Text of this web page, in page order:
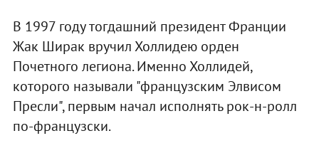
В 1997 году тогдашний президент Франции
Жак Ширак вручил Холлидею орден
Почетного легиона. Именно Холлидей,
которого называли "французским Элвисом
Пресли", первым начал исполнять рок-н-ролл
по-французски.